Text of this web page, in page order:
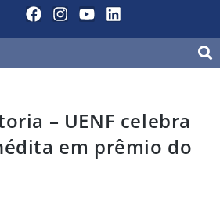
– UENF celebra
em prêmio do